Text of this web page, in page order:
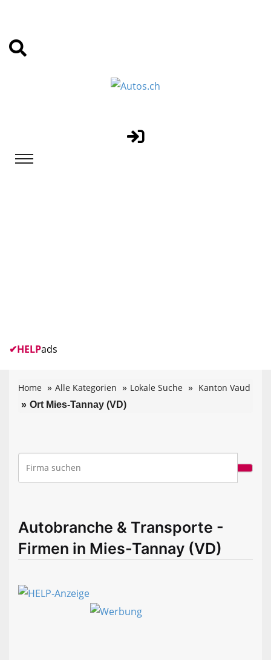
✔HELPads
Home Alle Kategorien Lokale Suche Kanton Vaud
Ort Mies-Tannay (VD)
Autobranche & Transporte -
Firmen in Mies-Tannay (VD)